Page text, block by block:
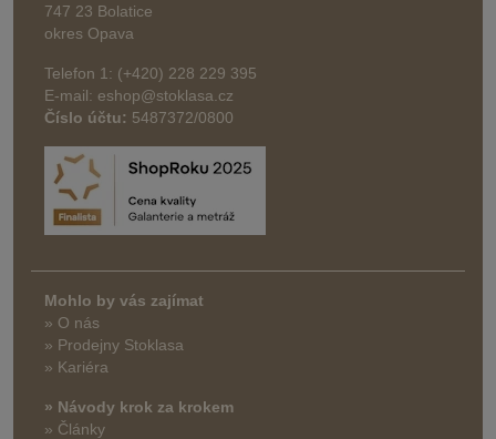
747 23 Bolatice
okres Opava
Telefon 1: (+420) 228 229 395
E-mail: eshop@stoklasa.cz
Číslo účtu: 5487372/0800
Mohlo by vás zajímat
» O nás
» Prodejny Stoklasa
» Kariéra
» Návody krok za krokem
» Články